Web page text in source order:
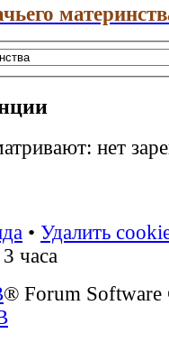
нет
• Удалить
часа
® Forum